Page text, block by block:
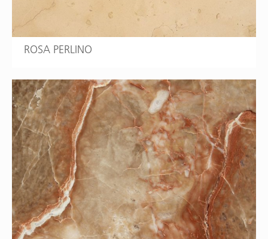
ROSA PERLINO